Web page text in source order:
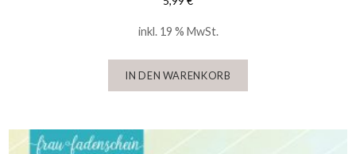
inkl. 19 % MwSt.
IN DEN WARENKORB